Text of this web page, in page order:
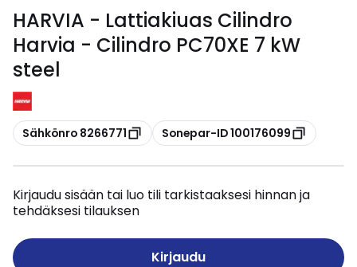
HARVIA - Lattiakiuas Cilindro
Harvia - Cilindro PC70XE 7 kW
steel
Kopioi
Sähkönro 8266771 Kopioi
Sonepar-ID 100176099
Kirjaudu sisään tai luo tili tarkistaaksesi hinnan ja
tehdäksesi tilauksen
Kirjaudu